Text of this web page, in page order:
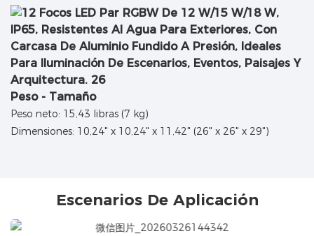
Peso - Tamaño
Peso neto: 15,43 libras (7 kg)
Dimensiones: 10,24" x 10,24" x 11,42" (26" x 26" x 29")
Escenarios De Aplicación